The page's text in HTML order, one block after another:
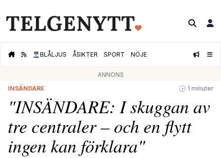
👮🏻‍♂️BLÅLJUS ÅSIKTER SPORT NÖJE
ANNONS
INSÄNDARE
🕝 1 minuter
"INSÄNDARE: I skuggan av
tre centraler – och en flytt
ingen kan förklara"